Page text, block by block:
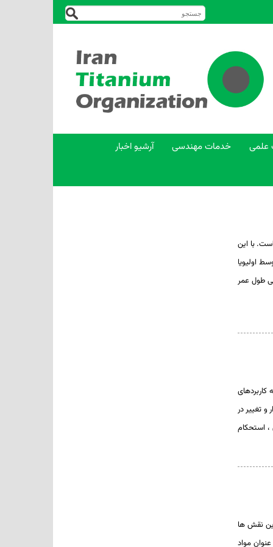
علمی خدمات مهندسی
آرشیو اخبار
با این
توسط اولیویا
طول عمر
تغییر در
، استحکام
نقش ها
عنوان مواد